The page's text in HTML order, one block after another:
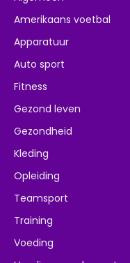
Amerikaans voetbal
Apparatuur
Auto sport
Fitness
Gezond leven
Gezondheid
Kleding
Opleiding
Teamsport
Training
Voeding